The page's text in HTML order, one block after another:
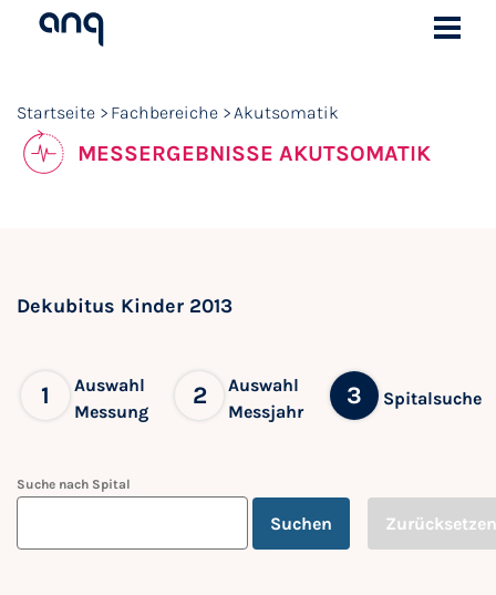
Startseite Fachbereiche Akutsomatik
MESSERGEBNISSE AKUTSOMATIK
Dekubitus Kinder 2013
1
Auswahl
Messung
2
Auswahl
Messjahr
3 Spitalsuche
Suche nach Spital
Suchen